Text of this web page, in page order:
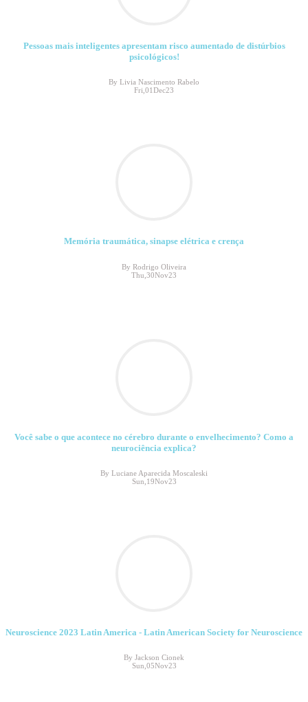
Pessoas mais inteligentes apresentam risco aumentado de distúrbios
psicológicos!
By Livia Nascimento Rabelo
Fri,01Dec23
Memória traumática, sinapse elétrica e crença
By Rodrigo Oliveira
Thu,30Nov23
Você sabe o que acontece no cérebro durante o envelhecimento? Como a
neurociência explica?
By Luciane Aparecida Moscaleski
Sun,19Nov23
Neuroscience 2023 Latin America - Latin American Society for Neuroscience
By Jackson Cionek
Sun,05Nov23